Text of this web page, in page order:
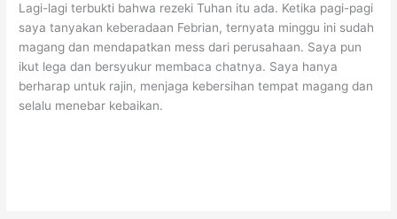
Lagi-lagi terbukti bahwa rezeki Tuhan itu ada. Ketika pagi-pagi
saya tanyakan keberadaan Febrian, ternyata minggu ini sudah
magang dan mendapatkan mess dari perusahaan. Saya pun
ikut lega dan bersyukur membaca chatnya. Saya hanya
berharap untuk rajin, menjaga kebersihan tempat magang dan
selalu menebar kebaikan.